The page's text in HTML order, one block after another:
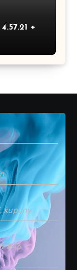
+
kupony
E46 -